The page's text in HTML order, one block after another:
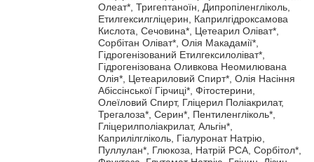
Олеат*, Тригептаноїн, Дипропіленгліколь,
Етилгексилгліцерин, Каприлгідроксамова
Кислота, Сечовина*, Цетеарил Оліват*,
Сорбітан Оліват*, Олія Макадамії*,
Гідрогенізований Етилгексилоліват*,
Гідрогенізована Оливкова Неомилювана
Олія*, Цетеариловий Спирт*, Олія Насіння
Абіссінської Гірчиці*, Фітостерини,
Олеїловий Спирт, Гліцерил Поліакрилат,
Трегалоза*, Серин*, Пентиленгліколь*,
Гліцерилполіакрилат, Альгін*,
Каприлілгліколь, Гіалуронат Натрію,
Пуллулан*, Глюкоза, Натрій PCA, Сорбітол*,